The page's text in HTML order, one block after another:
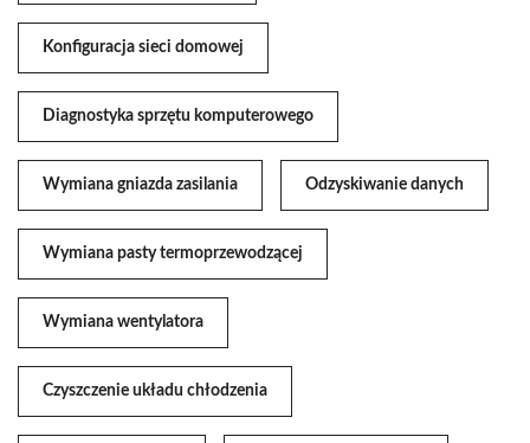
Konfiguracja sieci domowej
Diagnostyka sprzętu komputerowego
Wymiana gniazda zasilania Odzyskiwanie danych
Wymiana pasty termoprzewodzącej
Wymiana wentylatora
Czyszczenie układu chłodzenia